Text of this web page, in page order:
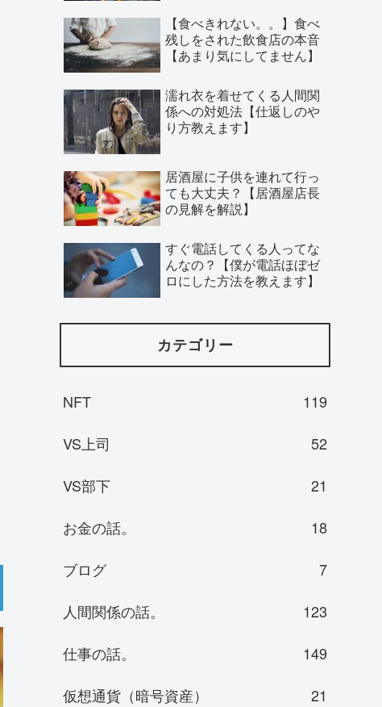
【食べきれない。。】食べ
残しをされた飲食店の本音
【あまり気にしてません】
濡れ衣を着せてくる人間関
係への対処法【仕返しのや
り方教えます】
居酒屋に子供を連れて行っ
ても大丈夫？【居酒屋店長
の見解を解説】
すぐ電話してくる人ってな
んなの？【僕が電話ほぼゼ
ロにした方法を教えます】
カテゴリー
NFT
119
VS上司
52
VS部下
21
お金の話。
18
ブログ
7
人間関係の話。
123
仕事の話。
149
仮想通貨（暗号資産）
21